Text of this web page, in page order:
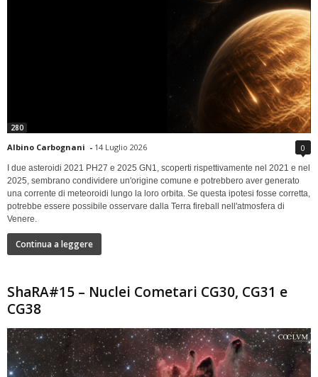
280
Albino Carbognani - 14 Luglio 2026 0
I due asteroidi 2021 PH27 e 2025 GN1, scoperti rispettivamente nel 2021 e nel
2025, sembrano condividere un'origine comune e potrebbero aver generato
una corrente di meteoroidi lungo la loro orbita. Se questa ipotesi fosse corretta,
potrebbe essere possibile osservare dalla Terra fireball nell'atmosfera di
Venere.
Continua a leggere
ShaRA#15 – Nuclei Cometari CG30, CG31 e
CG38